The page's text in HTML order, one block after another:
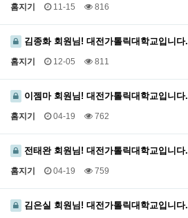
홈지기 11-15 816
김종화 회원님! 대전가톨릭대학교입니다.
홈지기 12-05 811
이젬마 회원님! 대전가톨릭대학교입니다.
홈지기 04-19 762
전태완 회원님! 대전가톨릭대학교입니다.
홈지기 04-19 759
김은실 회원님! 대전가톨릭대학교입니다.